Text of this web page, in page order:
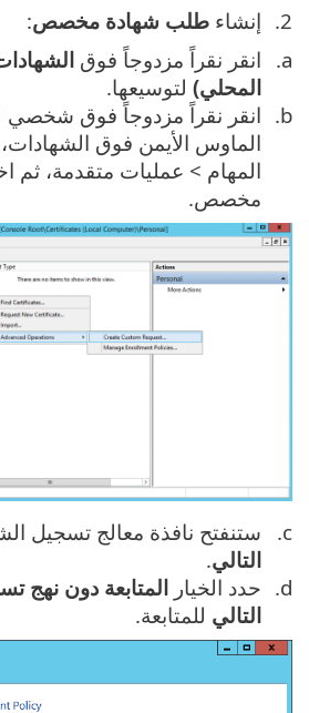
إنشاء طلب شهادة مخصص:
انقر نقراً مزدوجاً فوق
المحلي) لتوسيعها.
انقر نقراً مزدوجاً فوق شخصي
الماوس الأيمن فوق
المهام > عمليات متقدمة، ثم
مخصص.
ستنفتح نافذة معالج تسجيل
التالي.
حدد الخيار المتابعة دون نهج
التالي للمتابعة.